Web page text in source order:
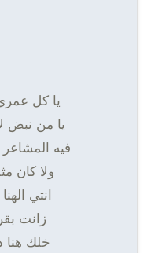
يا كل
يا من نبض
فيه
ولا كان
انتي
زانت
خلك هنا